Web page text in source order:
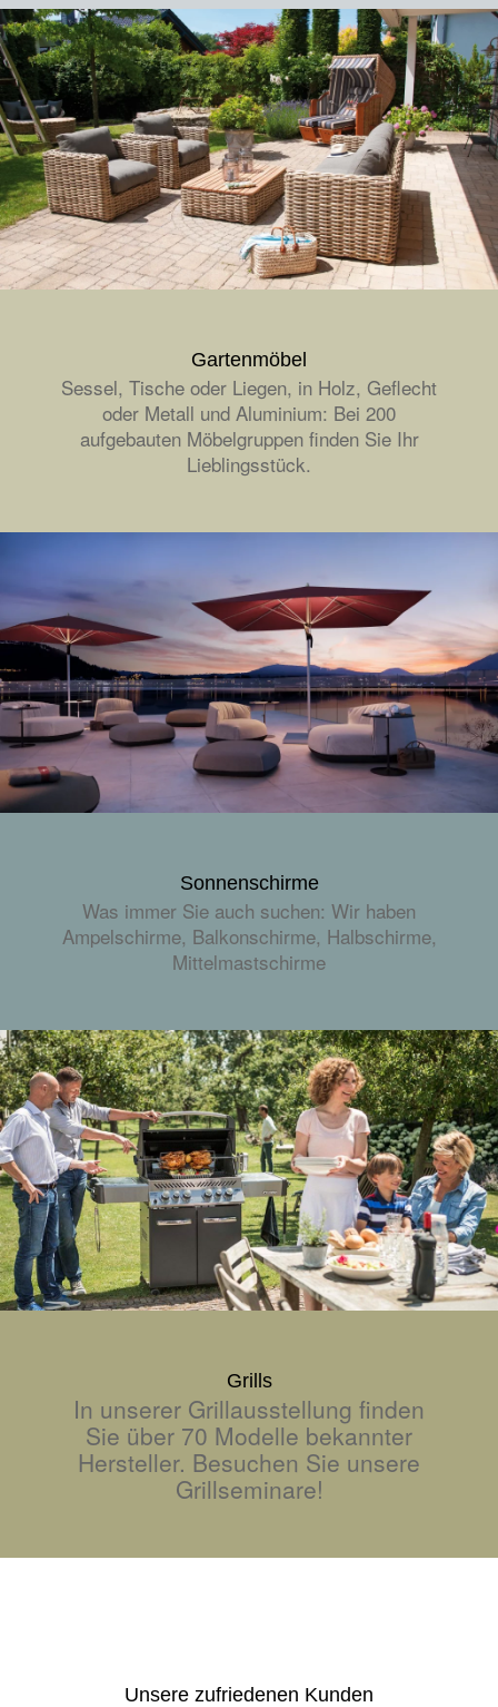
Gartenmöbel
Sessel, Tische oder Liegen, in Holz, Geflecht
oder Metall und Aluminium: Bei 200
aufgebauten Möbelgruppen finden Sie Ihr
Lieblingsstück.
Sonnenschirme
Was immer Sie auch suchen: Wir haben
Ampelschirme, Balkonschirme, Halbschirme,
Mittelmastschirme
Grills
In unserer Grillausstellung finden
Sie über 70 Modelle bekannter
Hersteller. Besuchen Sie unsere
Grillseminare!
Unsere zufriedenen Kunden